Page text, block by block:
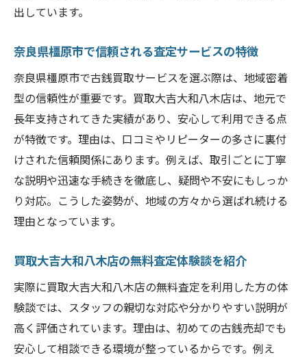
出しています。
奈良県橿原市で信頼される査定サービスの特徴
奈良県橿原市で古銭買取サービスを選ぶ際は、地域密着
型の信頼性が重要です。買取大吉大和八木店は、地元で
長年支持されてきた実績があり、安心して利用できる点
が特徴です。理由は、口コミやリピーターの多さに裏付
けされた信頼関係にあります。例えば、取引ごとに丁寧
な説明や迅速な手続きを徹底し、疑問や不安にもしっか
り対応。こうした姿勢が、地域の方々から選ばれ続ける
理由となっています。
買取大吉大和八木店の無料査定体験談を紹介
実際に買取大吉大和八木店の無料査定を利用した方の体
験談では、スタッフの親切な対応や分かりやすい説明が
高く評価されています。理由は、初めての古銭売却でも
安心して相談できる環境が整っているからです。例え